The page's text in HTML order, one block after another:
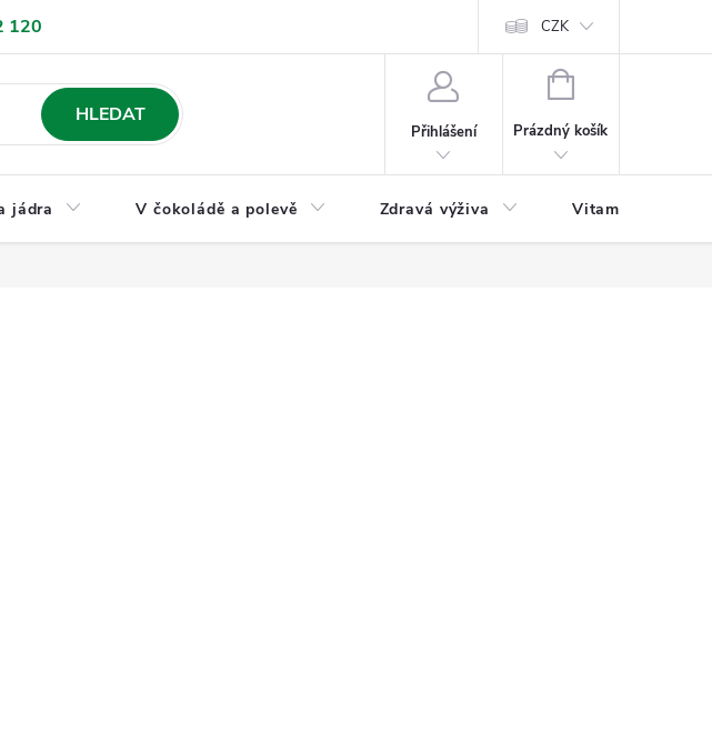
120Jak nakupovat Formulář pro odstoupení od
CZK
HLEDAT
Přihlášení
NÁKUPNÍ
Prázdný košík
jádra V čokoládě a polevě Zdravá výživa Vitamíny a